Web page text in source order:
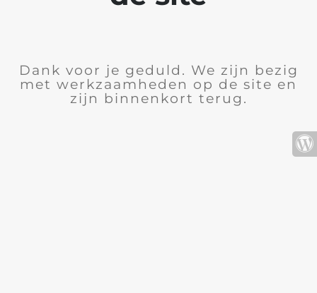
Dank voor je geduld. We zijn bezig
met werkzaamheden op de site en
zijn binnenkort terug.